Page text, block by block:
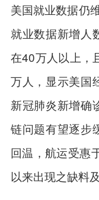
美国就业数据仍
就业数据新增人
在40万人以上，
万人，显示美国
新冠肺炎新增确
链问题有望逐步
回温，航运受惠
以来出现之缺料